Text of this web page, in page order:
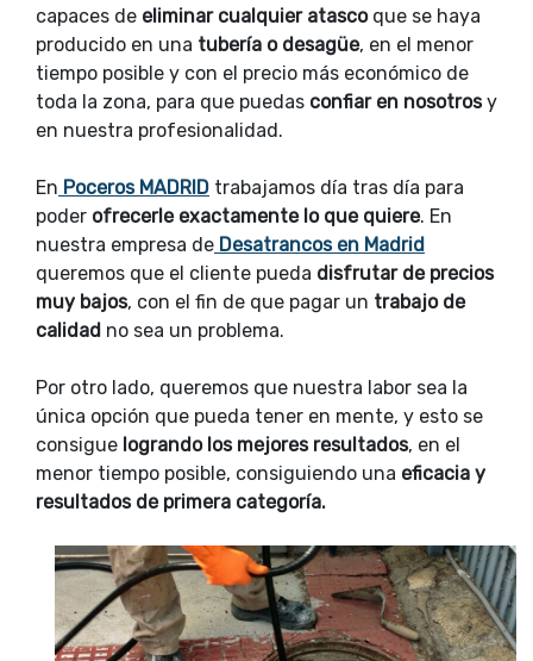
capaces de eliminar cualquier atascoque se haya
producido en una tubería o desagüe, en el menor
tiempo posible y con el precio más económico de
toda la zona, para que puedas confiar en nosotrosy
en nuestra profesionalidad.
En Poceros MADRID trabajamos día tras día para
poder ofrecerle exactamente lo que quiere. En
nuestra empresa de Desatrancos en Madrid
queremos que el cliente pueda disfrutar de precios
muy bajos, con el fin de que pagar un trabajo de
calidad no sea un problema.
Por otro lado, queremos que nuestra labor sea la
única opción que pueda tener en mente, y esto se
consigue logrando los mejores resultados, en el
menor tiempo posible, consiguiendo una eficacia y
resultados de primera categoría.